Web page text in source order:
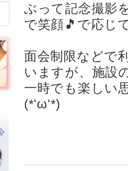
ぶって記念撮影
で笑顔🎵で応じ
面会制限などで
いますが、施設
一時でも楽しい
(*'ω'*)